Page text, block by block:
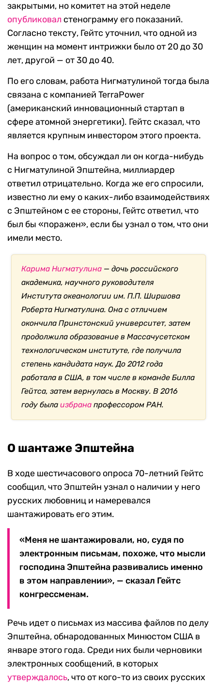
закрытыми, но комитет на этой неделе
опубликовал стенограмму его показаний.
Согласно тексту, Гейтс уточнил, что одной из
женщин на момент интрижки было от 20 до 30
лет, другой — от 30 до 40.
По его словам, работа Нигматулиной тогда была
связана с компанией TerraPower
(американский инновационный стартап в
сфере атомной энергетики). Гейтс сказал, что
является крупным инвестором этого проекта.
На вопрос о том, обсуждал ли он когда-нибудь
с Нигматулиной Эпштейна, миллиардер
ответил отрицательно. Когда же его спросили,
известно ли ему о каких-либо взаимодействиях
с Эпштейном с ее стороны, Гейтс ответил, что
был бы «поражен», если бы узнал о том, что они
имели место.
Карима Нигматулина — дочь российского
академика, научного руководителя
Института океанологии им. П.П. Ширшова
Роберта Нигматулина. Она с отличием
окончила Принстонский университет, затем
продолжила образование в Массачусетском
технологическом институте, где получила
степень кандидата наук. До 2012 года
работала в США, в том числе в команде Билла
Гейтса, затем вернулась в Москву. В 2016
году былаизбрана профессором РАН.
О шантаже Эпштейна
В ходе шестичасового опроса 70-летний Гейтс
сообщил, что Эпштейн узнал о наличии у него
русских любовниц и намеревался
шантажировать его этим.
«Меня не шантажировали, но, судя по
электронным письмам, похоже, что мысли
господина Эпштейна развивались именно
в этом направлении», — сказал Гейтс
конгрессменам.
Речь идет о письмах из массива файлов по делу
Эпштейна, обнародованных Минюстом США в
январе этого года. Среди них были черновики
электронных сообщений, в которых
утверждалось, что от кого-то из своих русских